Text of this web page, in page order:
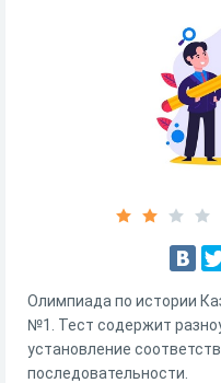
Олимпиада по истории
№1. Тест содержит
установление
последовательности.